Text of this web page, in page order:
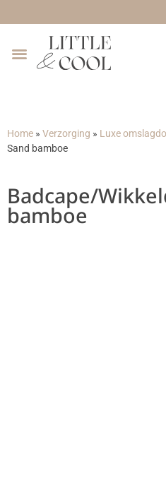
Home » Verzorging » Luxe
Sand bamboe
Badcape/
bamboe